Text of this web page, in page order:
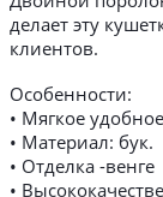
делает эту
клиентов.
Особенности:
• Мягкое
• Материал: бук.
• Отделка -венге
•